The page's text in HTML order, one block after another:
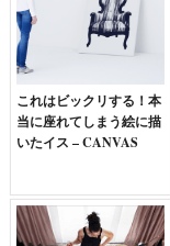
これはビックリする！本
当に座れてしまう絵に描
いたイス – CANVAS